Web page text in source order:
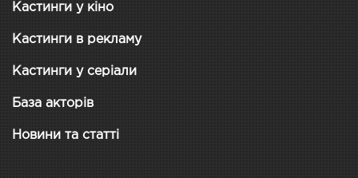
Кастинги у кіно
Кастинги в рекламу
Кастинги у серіали
База акторів
Новини та статті